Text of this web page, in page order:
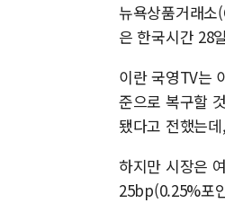
뉴욕상품거래소
은 한국시간 28
이란 국영TV는
준으로 복구할
됐다고 전했는
하지만 시장은
25bp(0.25%포